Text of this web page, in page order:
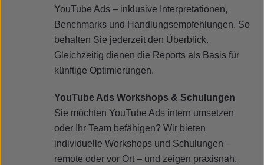
YouTube Ads – inklusive Interpretationen,
Benchmarks und Handlungsempfehlungen. So
behalten Sie jederzeit den Überblick.
Gleichzeitig dienen die Reports als Basis für
künftige Optimierungen.
YouTube Ads Workshops & Schulungen
Sie möchten YouTube Ads intern umsetzen
oder Ihr Team befähigen? Wir bieten
individuelle Workshops und Schulungen –
remote oder vor Ort – und zeigen praxisnah,